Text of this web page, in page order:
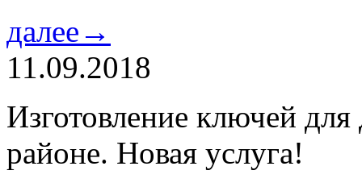
далее→
11.09.2018
Изготовление ключей
районе. Новая услуга!